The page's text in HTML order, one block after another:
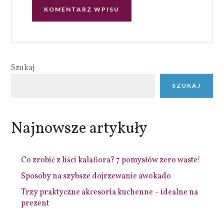
Szukaj
SZUKAJ
Najnowsze artykuły
Co zrobić z liści kalafiora? 7 pomysłów zero waste!
Sposoby na szybsze dojrzewanie awokado
Trzy praktyczne akcesoria kuchenne – idealne na
prezent